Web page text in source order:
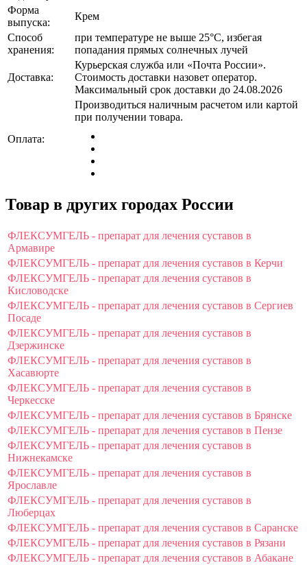
Форма
выпуска:
Крем
Способ
хранения:
при температуре не выше 25°C, избегая
попадания прямых солнечных лучей
Доставка:
Курьерская служба или «Почта России».
Стоимость доставки назовет оператор.
Максимальный срок доставки до 24.08.2026
Оплата:
Производиться наличным расчетом или картой
при получении товара.
Товар в других городах России
ФЛЕКСУМГЕЛЬ - препарат для лечения суставов в
Армавире
ФЛЕКСУМГЕЛЬ - препарат для лечения суставов в Керчи
ФЛЕКСУМГЕЛЬ - препарат для лечения суставов в
Кисловодске
ФЛЕКСУМГЕЛЬ - препарат для лечения суставов в Сергиев
Посаде
ФЛЕКСУМГЕЛЬ - препарат для лечения суставов в
Дзержинске
ФЛЕКСУМГЕЛЬ - препарат для лечения суставов в
Хасавюрте
ФЛЕКСУМГЕЛЬ - препарат для лечения суставов в
Черкесске
ФЛЕКСУМГЕЛЬ - препарат для лечения суставов в Брянске
ФЛЕКСУМГЕЛЬ - препарат для лечения суставов в Пензе
ФЛЕКСУМГЕЛЬ - препарат для лечения суставов в
Нижнекамске
ФЛЕКСУМГЕЛЬ - препарат для лечения суставов в
Ярославле
ФЛЕКСУМГЕЛЬ - препарат для лечения суставов в
Люберцах
ФЛЕКСУМГЕЛЬ - препарат для лечения суставов в Саранске
ФЛЕКСУМГЕЛЬ - препарат для лечения суставов в Рязани
ФЛЕКСУМГЕЛЬ - препарат для лечения суставов в Абакане